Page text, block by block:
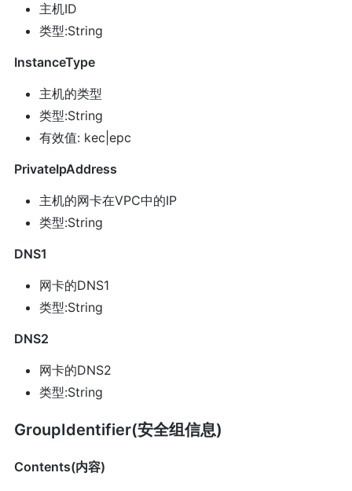
主机ID
类型:String
InstanceType
主机的类型
类型:String
有效值: kec|epc
PrivateIpAddress
主机的网卡在VPC中的IP
类型:String
DNS1
网卡的DNS1
类型:String
DNS2
网卡的DNS2
类型:String
GroupIdentifier(安全组信息)
Contents(内容)